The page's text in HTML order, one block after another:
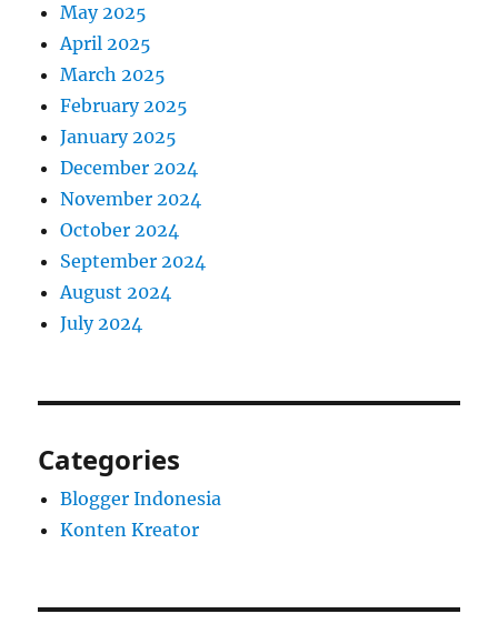
May 2025
April 2025
March 2025
February 2025
January 2025
December 2024
November 2024
October 2024
September 2024
August 2024
July 2024
Categories
Blogger Indonesia
Konten Kreator